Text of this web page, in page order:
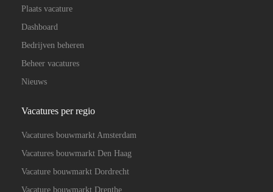
Plaats vacature
Dashboard
Bedrijven beheren
Beheer vacatures
Nieuws
Vacatures per regio
Vacatures bouwmarkt Amsterdam
Vacatures bouwmarkt Den Haag
Vacature bouwmarkt Dordrecht
Vacature bouwmarkt Drenthe